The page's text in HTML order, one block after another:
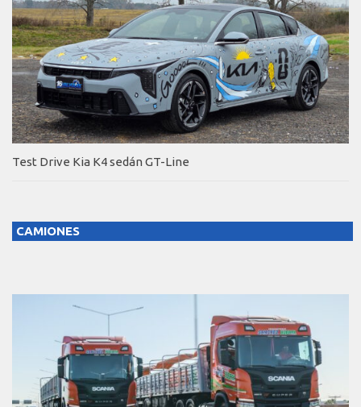
Test Drive Kia K4 sedán GT-Line
CAMIONES